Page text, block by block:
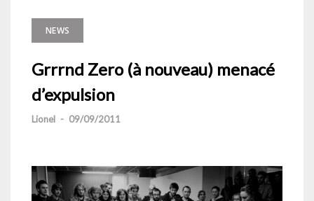
NEWS
Grrrnd Zero (à nouveau) menacé
d’expulsion
Lionel - 09/09/2011